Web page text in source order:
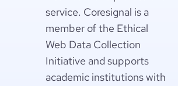
service. Coresignal is a
member of the Ethical
Web Data Collection
Initiative and supports
academic institutions with